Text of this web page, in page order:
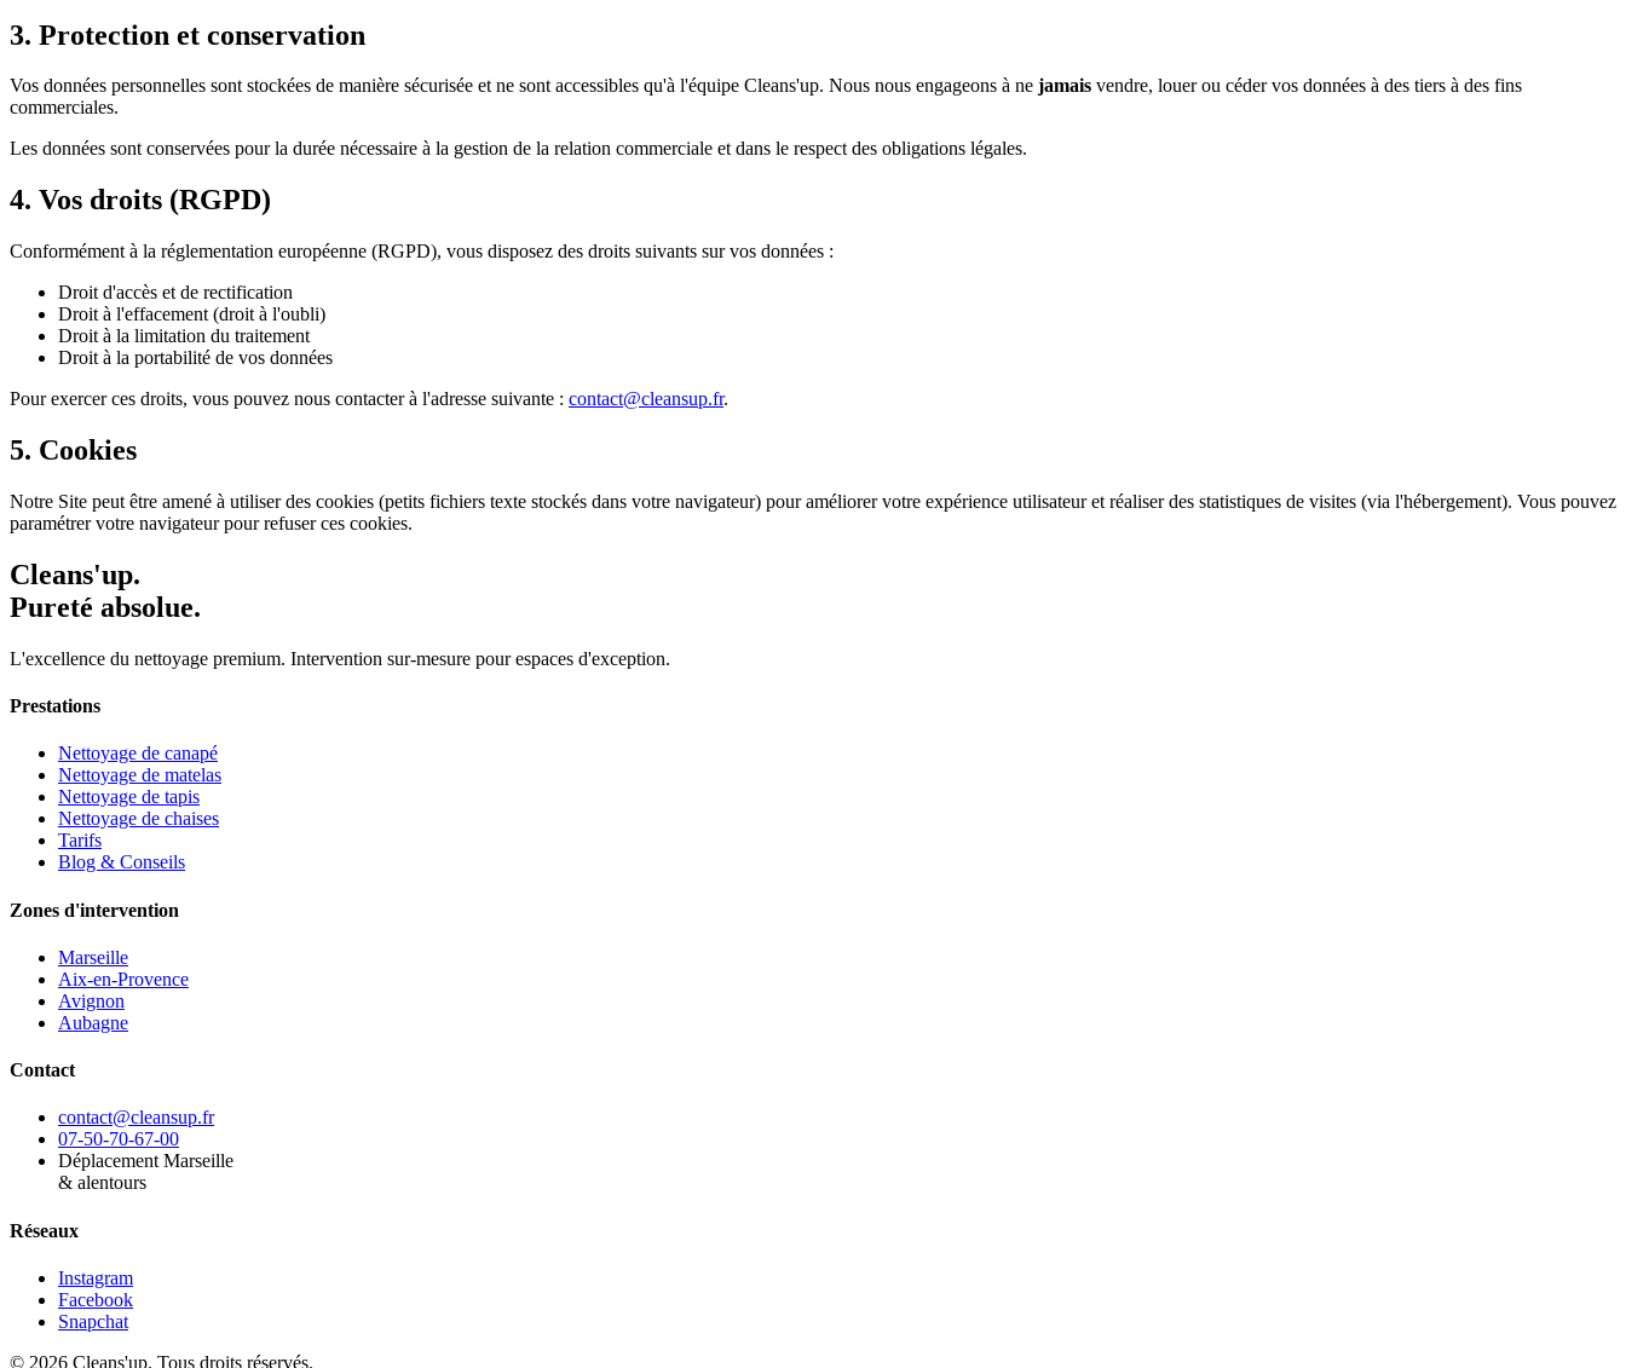
3. Protection et conservation
Vos données personnelles sont stockées de manière sécurisée et ne sont accessibles qu'à l'équipe Cleans'up. Nous nous engageons à ne jamais vendre, louer ou céder vos données à des tiers à des fins
commerciales.
Les données sont conservées pour la durée nécessaire à la gestion de la relation commerciale et dans le respect des obligations légales.
4. Vos droits (RGPD)
Conformément à la réglementation européenne (RGPD), vous disposez des droits suivants sur vos données :
Droit d'accès et de rectification
Droit à l'effacement (droit à l'oubli)
Droit à la limitation du traitement
Droit à la portabilité de vos données
Pour exercer ces droits, vous pouvez nous contacter à l'adresse suivante : contact@cleansup.fr.
5. Cookies
Notre Site peut être amené à utiliser des cookies (petits fichiers texte stockés dans votre navigateur) pour améliorer votre expérience utilisateur et réaliser des statistiques de visites (via l'hébergement). Vous pouvez
paramétrer votre navigateur pour refuser ces cookies.
Cleans'up.
Pureté absolue.
L'excellence du nettoyage premium. Intervention sur-mesure pour espaces d'exception.
Prestations
Nettoyage de canapé
Nettoyage de matelas
Nettoyage de tapis
Nettoyage de chaises
Tarifs
Blog & Conseils
Zones d'intervention
Marseille
Aix-en-Provence
Avignon
Aubagne
Contact
contact@cleansup.fr
07-50-70-67-00
Déplacement Marseille
& alentours
Réseaux
Instagram
Facebook
Snapchat
© 2026 Cleans'up. Tous droits réservés.